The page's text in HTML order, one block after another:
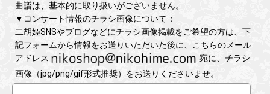
曲譜は、基本的に取り扱いがございません。
▼コンサート情報のチラシ画像について：
二胡姫SNSやブログなどにチラシ画像掲載をご希望の方は、下
記フォームから情報をお送りいただいた後に、こちらのメール
アドレス
宛に、チラシ
画像（jpg/png/gif形式推奨）をお送りくださいませ。